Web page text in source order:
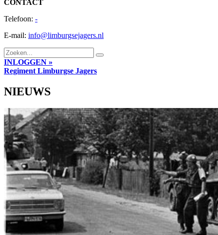
CONTACT
Telefoon: -
E-mail: info@limburgsejagers.nl
INLOGGEN »
Regiment Limburgse Jagers
NIEUWS